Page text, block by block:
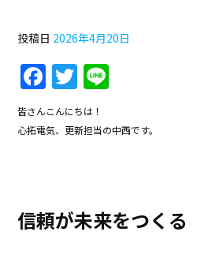
投稿日 2026年4月20日
F
a
c
o
o
T
w
itt e
皆さんこんにちは！
心拓電気、更新担当の中西です。
信頼が未来をつくる